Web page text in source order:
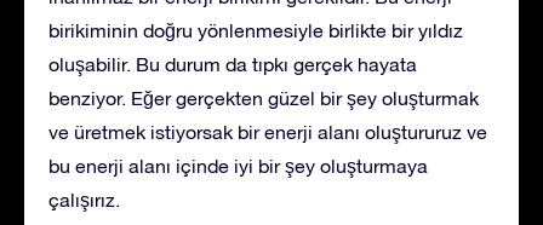
birikiminin doğru yönlenmesiyle birlikte bir yıldız
oluşabilir. Bu durum da tıpkı gerçek hayata
benziyor. Eğer gerçekten güzel bir şey oluşturmak
ve üretmek istiyorsak bir enerji alanı oluştururuz ve
bu enerji alanı içinde iyi bir şey oluşturmaya
çalışırız.